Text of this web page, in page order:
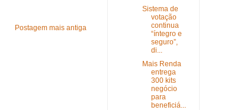
Postagem mais antiga
Sistema de
votação
continua
“íntegro e
seguro”,
di...
Mais Renda
entrega
300 kits
negócio
para
beneficiá...